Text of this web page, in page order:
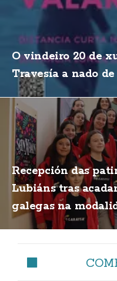
O vindeiro 20 de
Travesía a nado
Recepción das
Lubiáns tras
galegas na